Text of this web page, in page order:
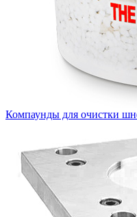
Компаунды для очистки